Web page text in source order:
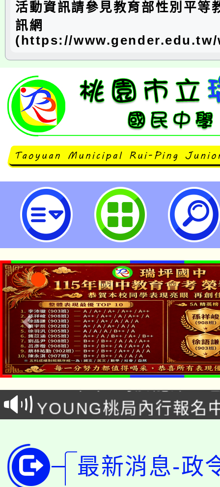
活動資訊請參見教育部性別平等
訊網
(https://
轉知教育部辦理性別平等教育日元
一案，詳如說明，請查照。-桃園
「本色祭」8/29、30在
場熱烈登場!
8/21下午1時於龍潭區
徵才活動。
YOUNG桃局內行報名
8月14至27日，桃園電
開!
115年桃園市運動會8/
田徑場及游泳池舉行。
桃園市低收入戶享有免
最新消息-政